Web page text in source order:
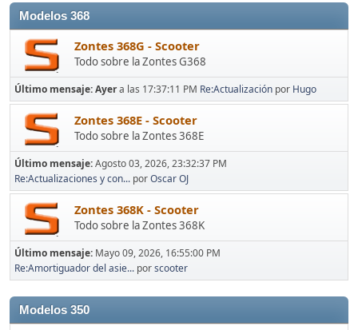
Modelos 368
Zontes 368G - Scooter
Todo sobre la Zontes G368
Último mensaje:Ayera las 17:37:11 PM Re:Actualización por Hugo
Zontes 368E - Scooter
Todo sobre la Zontes 368E
Último mensaje:Agosto 03, 2026, 23:32:37 PM
Re:Actualizaciones y con... porOscar OJ
Zontes 368K - Scooter
Todo sobre la Zontes 368K
Último mensaje: Mayo 09, 2026, 16:55:00 PM
Re:Amortiguador del asie... porscooter
Modelos 350